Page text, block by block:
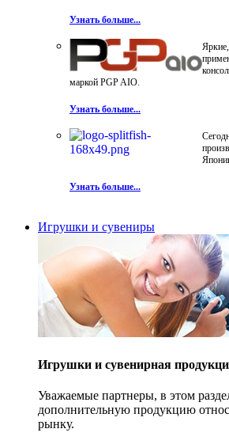
Узнать больше...
маркой PGP AIO.
Узнать больше...
Узнать больше...
Игрушки и сувениры
Игрушки и сувенирная
Уважаемые партнеры, в этом
дополнительную продукцию
рынку.